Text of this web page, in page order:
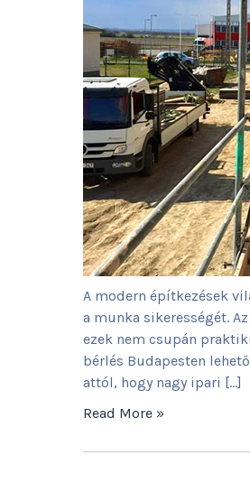
A modern építkezések
a munka sikerességét.
ezek nem csupán
bérlés Budapesten
attól, hogy nagy ipari […]
Read More »